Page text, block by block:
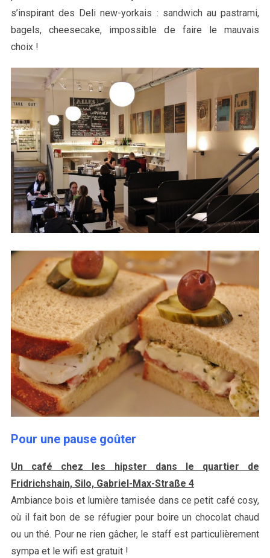
s’inspirant des Deli new-yorkais : sandwich au pastrami,
bagels, cheesecake, impossible de faire le mauvais
choix !
Pour une pause goûter
Un café chez les hipster dans le quartier de
Fridrichshain, Silo, Gabriel-Max-Straße 4
Ambiance bois et lumière tamisée dans ce petit café cosy,
où il fait bon de se réfugier pour boire un chocolat chaud
ou un thé. Pour ne rien gâcher, le staff est particulièrement
sympa et le wifi est gratuit !